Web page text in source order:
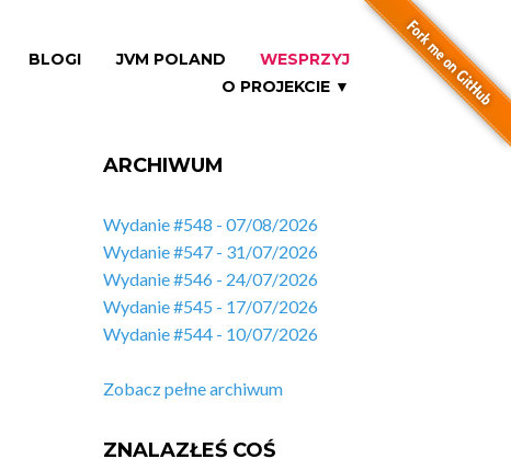
BLOGI JVM POLAND
WESPRZYJ
O PROJEKCIE ▼
ARCHIWUM
Wydanie #548 - 07/08/2026
Wydanie #547 - 31/07/2026
Wydanie #546 - 24/07/2026
Wydanie #545 - 17/07/2026
Wydanie #544 - 10/07/2026
Zobacz pełne archiwum
ZNALAZŁEŚ COŚ